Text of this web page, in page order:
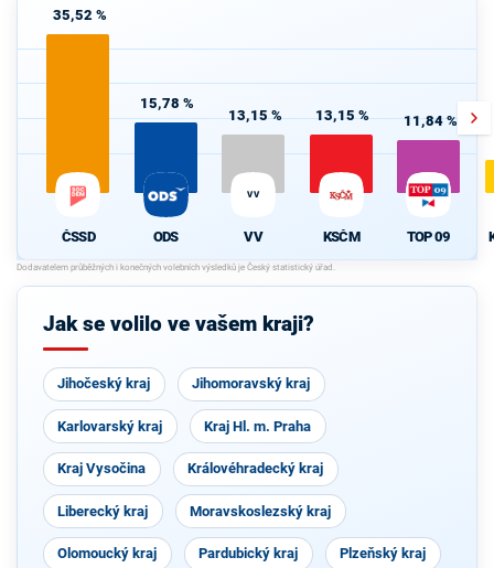
35,52 %
ČSSD
15,78 %
ODS
13,15 %
VV
VV
13,15 %
KSČM
11,84 %
TOP 09
Jak se volilo ve vašem kraji?
Jihočeský kraj Jihomoravský kraj
Karlovarský kraj Kraj Hl. m. Praha
Kraj Vysočina Královéhradecký kraj
Liberecký kraj Moravskoslezský kraj
Olomoucký kraj Pardubický kraj Plzeňský kraj